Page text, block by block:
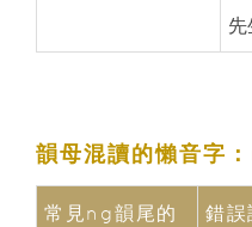
先
韻母混讀的懶音字
常見ng韻尾的
錯誤